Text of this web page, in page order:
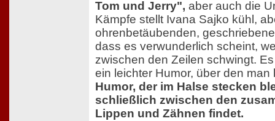
Tom und Jerry", aber auch die
Kämpfe stellt Ivana Sajko kühl,
ohrenbetäubenden,
dass es verwunderlich scheint,
zwischen den Zeilen schwingt.
ein leichter Humor, über den
Humor, der im Halse stecken
schließlich zwischen den
Lippen und Zähnen findet.